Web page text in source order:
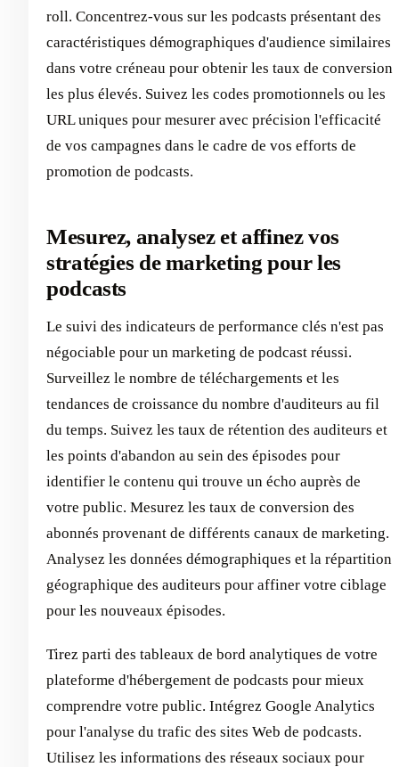
roll. Concentrez-vous sur les podcasts présentant des
caractéristiques démographiques d'audience similaires
dans votre créneau pour obtenir les taux de conversion
les plus élevés. Suivez les codes promotionnels ou les
URL uniques pour mesurer avec précision l'efficacité
de vos campagnes dans le cadre de vos efforts de
promotion de podcasts.
Mesurez, analysez et affinez vos
stratégies de marketing pour les
podcasts
Le suivi des indicateurs de performance clés n'est pas
négociable pour un marketing de podcast réussi.
Surveillez le nombre de téléchargements et les
tendances de croissance du nombre d'auditeurs au fil
du temps. Suivez les taux de rétention des auditeurs et
les points d'abandon au sein des épisodes pour
identifier le contenu qui trouve un écho auprès de
votre public. Mesurez les taux de conversion des
abonnés provenant de différents canaux de marketing.
Analysez les données démographiques et la répartition
géographique des auditeurs pour affiner votre ciblage
pour les nouveaux épisodes.
Tirez parti des tableaux de bord analytiques de votre
plateforme d'hébergement de podcasts pour mieux
comprendre votre public. Intégrez Google Analytics
pour l'analyse du trafic des sites Web de podcasts.
Utilisez les informations des réseaux sociaux pour